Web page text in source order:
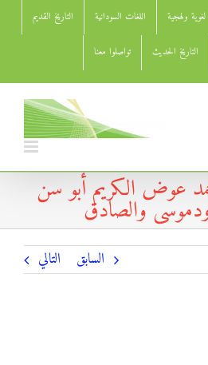
ولهجية اللغات السودانية التاريخ القديم
التاريخ الحديث تواصلوا معنا
عوض الكريم أبو سن
والصادق
السابق التالي